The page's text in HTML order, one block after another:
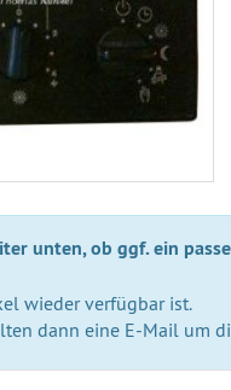
unten, ob ggf. ein
wieder verfügbar ist.
dann eine E-Mail um